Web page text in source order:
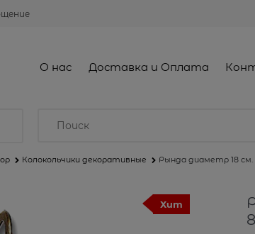
О нас Доставка и Оплата
Колокольчики декоративные Рында диаметр 18 см.
Хит